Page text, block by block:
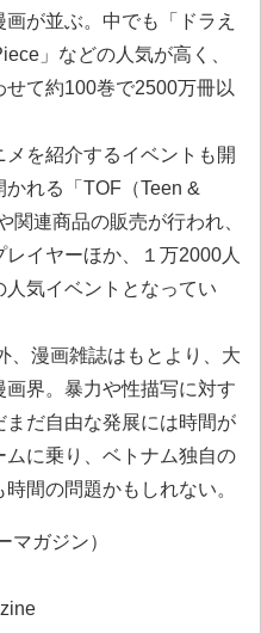
が並ぶ。中でも「ドラえ
」などの人気が高く、
せて約100巻で2500万冊以
を紹介するイベントも開
れる「TOF（Teen &
関連商品の販売が行われ、
イヤーほか、１万2000人
人気イベントとなってい
、漫画雑誌はもとより、大
画界。暴力や性描写に対す
だ自由な発展には時間が
に乗り、ベトナム独自の
間の問題かもしれない。
マガジン）